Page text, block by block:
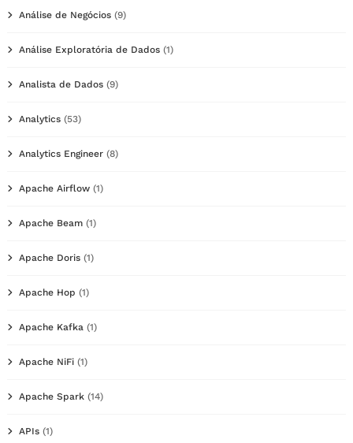
Análise de Negócios (9)
Análise Exploratória de Dados (1)
Analista de Dados (9)
Analytics (53)
Analytics Engineer (8)
Apache Airflow (1)
Apache Beam (1)
Apache Doris (1)
Apache Hop (1)
Apache Kafka (1)
Apache NiFi (1)
Apache Spark (14)
APIs (1)